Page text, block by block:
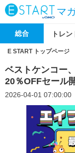
マ
総合 トレン
E START トップページ
ベストケンコー
20％OFFセール
2026-04-01 07:00:00